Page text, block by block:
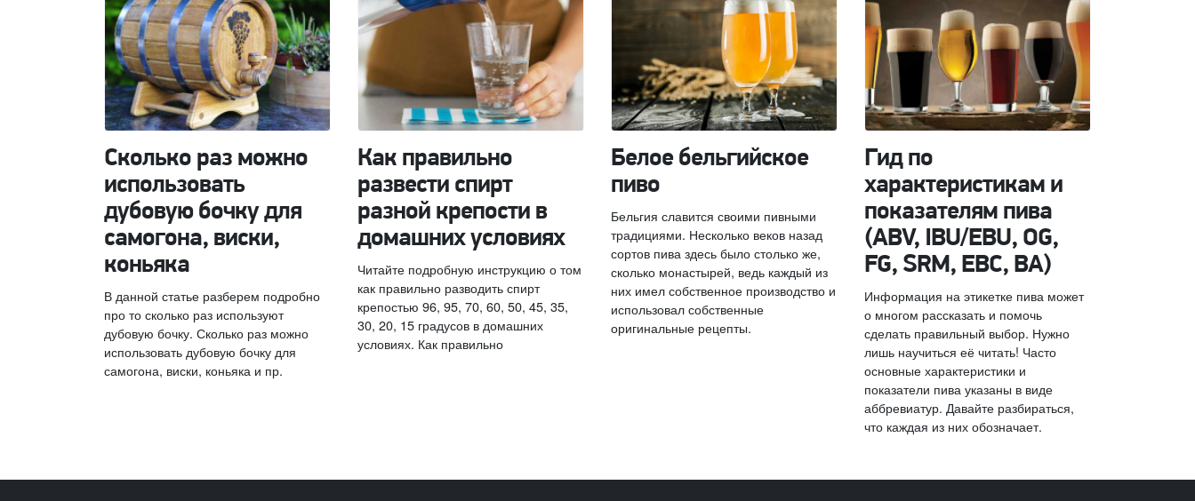
Сколько раз можно
использовать
дубовую бочку для
самогона, виски,
коньяка
В данной статье разберем подробно
про то сколько раз используют
дубовую бочку. Сколько раз можно
использовать дубовую бочку для
самогона, виски, коньяка и пр.
Как правильно
развести спирт
разной крепости в
домашних условиях
Читайте подробную инструкцию о том
как правильно разводить спирт
крепостью 96, 95, 70, 60, 50, 45, 35,
30, 20, 15 градусов в домашних
условиях. Как правильно
Белое бельгийское
пиво
Бельгия славится своими пивными
традициями. Несколько веков назад
сортов пива здесь было столько же,
сколько монастырей, ведь каждый из
них имел собственное производство и
использовал собственные
оригинальные рецепты.
Гид по
характеристикам и
показателям пива
(ABV, IBU/EBU, OG,
FG, SRM, EBC, BA)
Информация на этикетке пива может
о многом рассказать и помочь
сделать правильный выбор. Нужно
лишь научиться её читать! Часто
основные характеристики и
показатели пива указаны в виде
аббревиатур. Давайте разбираться,
что каждая из них обозначает.